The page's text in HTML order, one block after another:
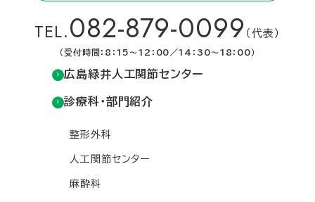
TEL.082-879-0099 （代表）
（受付時間：8：15～12：00／14：30～18：00）
広島緑井人工関節センター
診療科・部門紹介
整形外科
人工関節センター
麻酔科